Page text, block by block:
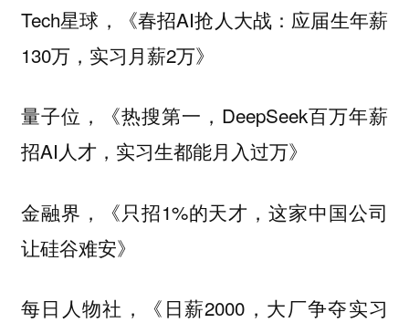
Tech星球，《春招AI抢人大战：应届生年薪
130万，实习月薪2万》
量子位，《热搜第一，DeepSeek百万年薪
招AI人才，实习生都能月入过万》
金融界，《只招1%的天才，这家中国公司
让硅谷难安》
每日人物社，《日薪2000，大厂争夺实习